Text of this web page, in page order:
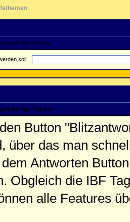
Thema
soll
Thema
Button
über das man
Antworten
Obgleich die IBF
alle Features